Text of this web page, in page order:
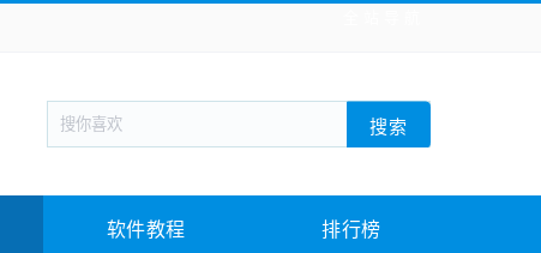
新闻阅读 旅游出行 生活实用
战棋游戏 枪战射击 模拟经营
教育教学 游戏娱乐 系统软件 素材下载
搜索
软件教程 排行榜